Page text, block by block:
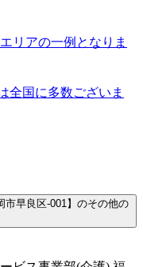
リアの一例となりま
全国に多数ございま
市早良区-001】のその他の